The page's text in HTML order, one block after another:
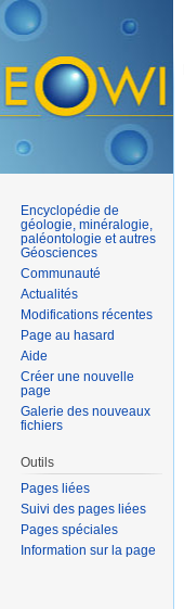
Encyclopédie de
géologie, minéralogie,
paléontologie et autres
Géosciences
Communauté
Actualités
Modifications récentes
Page au hasard
Aide
Créer une nouvelle
page
Galerie des nouveaux
fichiers
Outils
Pages liées
Suivi des pages liées
Pages spéciales
Information sur la page